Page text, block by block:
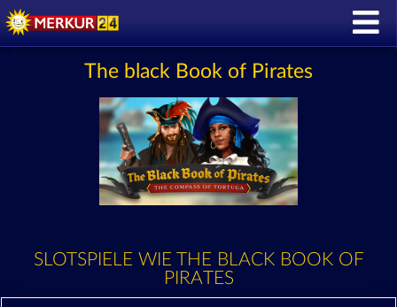
The black Book of Pirates
SLOTSPIELE WIE THE BLACK BOOK OF
PIRATES